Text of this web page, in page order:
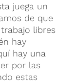
juega un
de que
libres
hay
hay una
por las
estas